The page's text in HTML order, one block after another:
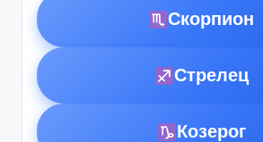
Скорпион
Стрелец
Козерог